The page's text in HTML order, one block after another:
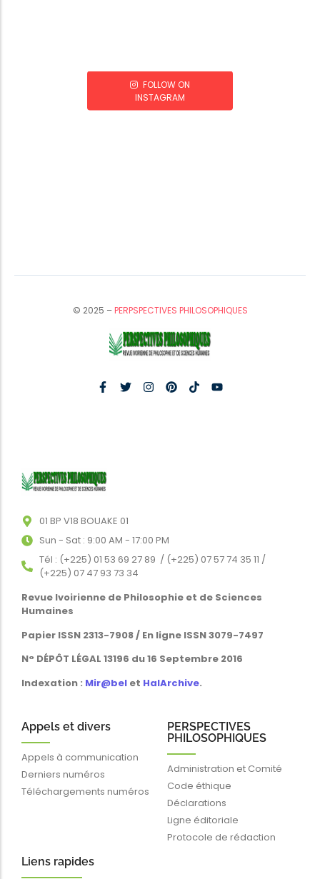
FOLLOW ON
INSTAGRAM
© 2025 –PERPSPECTIVES PHILOSOPHIQUES
01 BP V18 BOUAKE 01
Sun - Sat : 9:00 AM - 17:00 PM
Tél : (+225) 01 53 69 27 89 / (+225) 07 57 74 35 11 /
(+225) 07 47 93 73 34
Revue Ivoirienne de Philosophie et de Sciences
Humaines
Papier ISSN 2313-7908 / En ligne ISSN 3079-7497
N° DÉPÔT LÉGAL 13196 du 16 Septembre 2016
Indexation : Mir@bel et HalArchive.
Appels et divers
Appels à communication
Derniers numéros
Téléchargements numéros
PERSPECTIVES
PHILOSOPHIQUES
Administration et Comité
Code éthique
Déclarations
Ligne éditoriale
Protocole de rédaction
Liens rapides